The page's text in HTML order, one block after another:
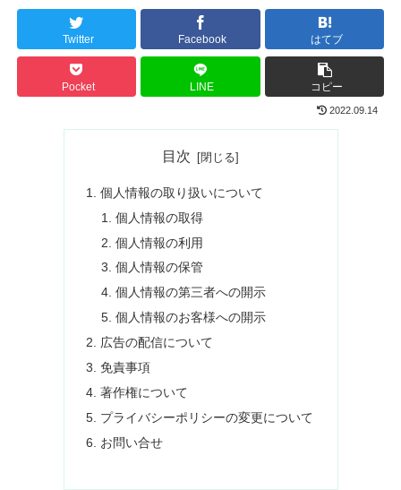
Twitter Facebook はてブ
Pocket LINE コピー
2022.09.14
目次
個人情報の取り扱いについて
個人情報の取得
個人情報の利用
個人情報の保管
個人情報の第三者への開示
個人情報のお客様への開示
広告の配信について
免責事項
著作権について
プライバシーポリシーの変更について
お問い合せ